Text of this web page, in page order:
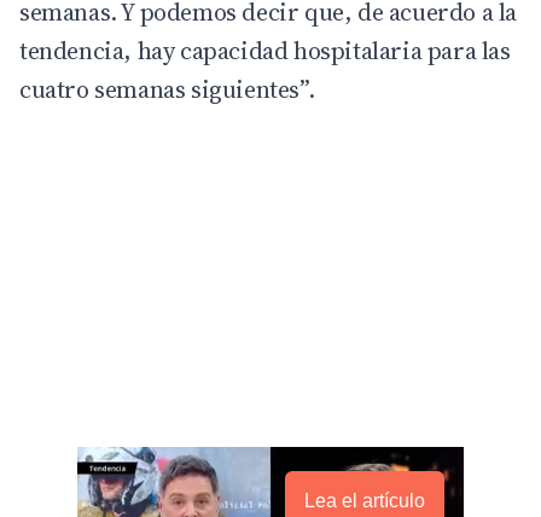
semanas. Y podemos decir que, de acuerdo a la
tendencia, hay capacidad hospitalaria para las
cuatro semanas siguientes”.
Lea el artículo